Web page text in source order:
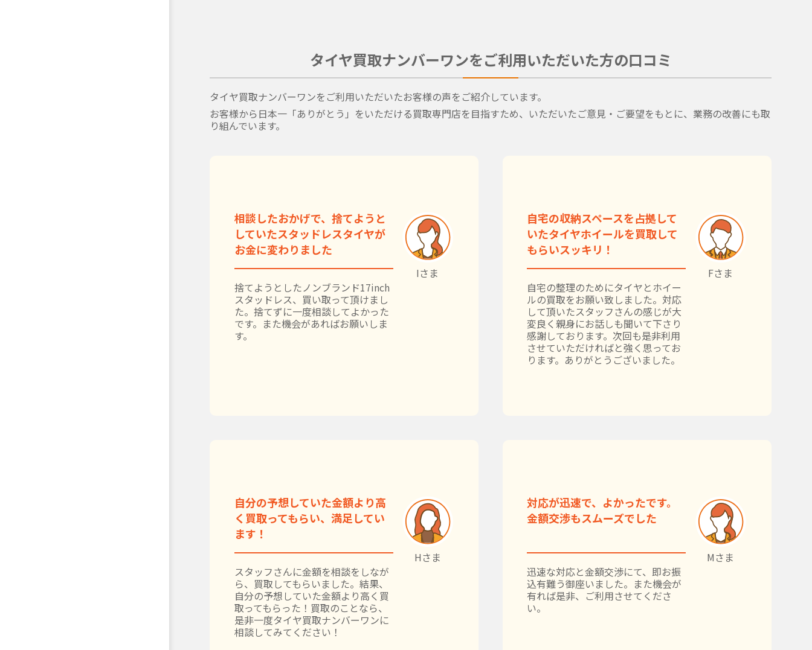
タイヤ買取ナンバーワンをご利用いただいた方の口コミ
タイヤ買取ナンバーワンをご利用いただいたお客様の声をご紹介しています。
お客様から日本一「ありがとう」をいただける買取専門店を目指すため、いただいたご意見・ご要望をもとに、業務の改善にも取
り組んでいます。
相談したおかげで、捨てようと
していたスタッドレスタイヤが
お金に変わりました
捨てようとしたノンブランド17inch
スタッドレス、買い取って頂けまし
た。捨てずに一度相談してよかった
です。また機会があればお願いしま
す。
Iさま
自宅の収納スペースを占拠して
いたタイヤホイールを買取して
もらいスッキリ！
自宅の整理のためにタイヤとホイー
ルの買取をお願い致しました。対応
して頂いたスタッフさんの感じが大
変良く親身にお話しも聞いて下さり
感謝しております。次回も是非利用
させていただければと強く思ってお
ります。ありがとうございました。
Fさま
自分の予想していた金額より高
く買取ってもらい、満足してい
ます！
スタッフさんに金額を相談をしなが
ら、買取してもらいました。結果、
自分の予想していた金額より高く買
取ってもらった！買取のことなら、
是非一度タイヤ買取ナンバーワンに
相談してみてください！
Hさま
対応が迅速で、よかったです。
金額交渉もスムーズでした
迅速な対応と金額交渉にて、即お振
込有難う御座いました。また機会が
有れば是非、ご利用させてくださ
い。
Mさま